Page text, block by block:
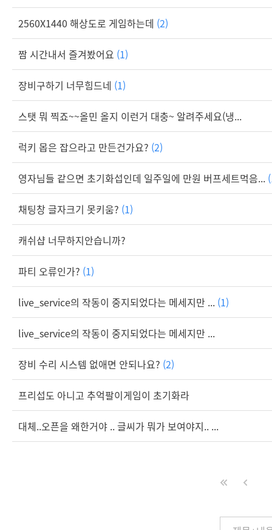
2560X1440 해상도로 게임하는데 (2)
짬 시간내서 즐겨봤어요 (1)
장비구하기 너무힘드네 (1)
스탯 뭐 찍죠~~올민 올지 이런거 대충~ 알려주세요(냉...
럭키 몹은 잡으라고 만든건가요? (2)
영자님들 같으면 초기화섭인데 일주일에 만원 버프세트먹음...
채팅창 글자크기 못키움? (1)
캐쉬샵 너무하지안습니까?
파티 오류인가? (1)
live_service의 작동이 중지되었다는 메세지만 ... (1)
live_service의 작동이 중지되었다는 메세지만 ...
장비 수리 시스템 없애면 안되나요? (2)
프리섭도 아니고 추억팔이게임이 초기화라
대체..오픈을 왜한거야 .. 글씨가 뭐가 보여야지.. ...